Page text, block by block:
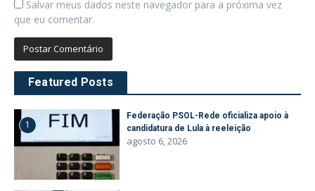
Salvar meus dados neste navegador para a próxima vez
que eu comentar.
Featured Posts
1
Federação PSOL-Rede oficializa apoio à
candidatura de Lula à reeleição
agosto 6, 2026